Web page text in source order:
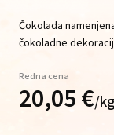
Čokolada
čokoladne
Redna cena
20,05€/kg